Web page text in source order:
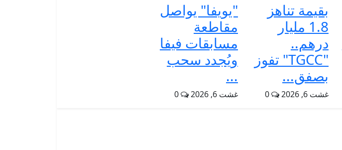
بقيمة تناهز
1.8 مليار
درهم..
"TGCC" تفوز
بصفق...
غشت 6, 2026
"يويفا" يواصل
مقاطعة
مسابقات فيفا
ويُجدد سحب
...
غشت 6, 2026